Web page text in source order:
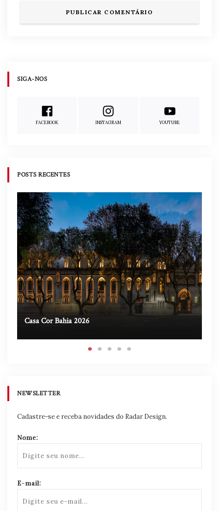
SIGA-NOS
FACEBOOK INSTAGRAM YOUTUBE
POSTS RECENTES
Casa Cor Bahia 2026
NEWSLETTER
Cadastre-se e receba novidades do Radar Design.
Nome:
E-mail: